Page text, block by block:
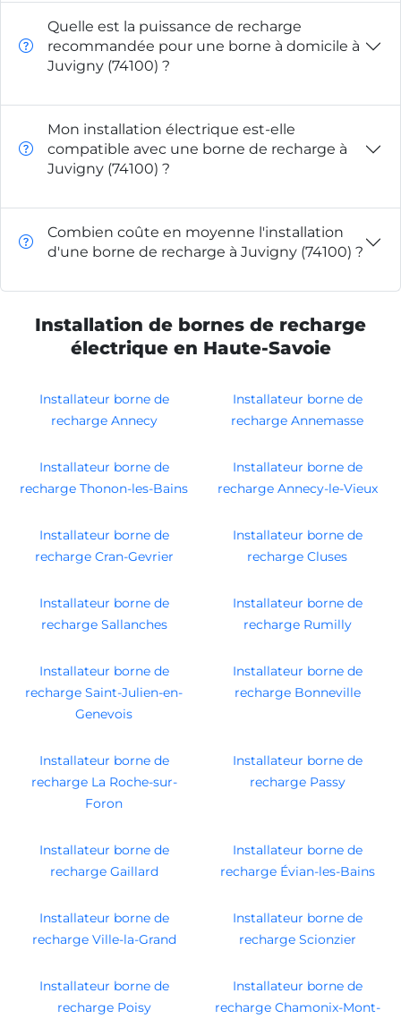
Quelle est la puissance de recharge
recommandée pour une borne à domicile à
Juvigny (74100) ?
Mon installation électrique est-elle
compatible avec une borne de recharge à
Juvigny (74100) ?
Combien coûte en moyenne l'installation
d'une borne de recharge à Juvigny (74100) ?
Installation de bornes de recharge
électrique en Haute-Savoie
Installateur borne de
recharge Annecy
Installateur borne de
recharge Annemasse
Installateur borne de
recharge Thonon-les-Bains
Installateur borne de
recharge Annecy-le-Vieux
Installateur borne de
recharge Cran-Gevrier
Installateur borne de
recharge Cluses
Installateur borne de
recharge Sallanches
Installateur borne de
recharge Rumilly
Installateur borne de
recharge Saint-Julien-en-
Genevois
Installateur borne de
recharge Bonneville
Installateur borne de
recharge La Roche-sur-
Foron
Installateur borne de
recharge Passy
Installateur borne de
recharge Gaillard
Installateur borne de
recharge Évian-les-Bains
Installateur borne de
recharge Ville-la-Grand
Installateur borne de
recharge Scionzier
Installateur borne de
recharge Poisy
Installateur borne de
recharge Chamonix-Mont-